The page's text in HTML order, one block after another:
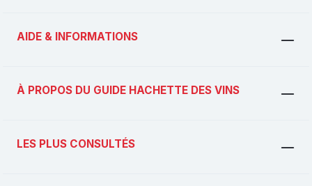
AIDE & INFORMATIONS
À PROPOS DU GUIDE HACHETTE DES VINS
LES PLUS CONSULTÉS